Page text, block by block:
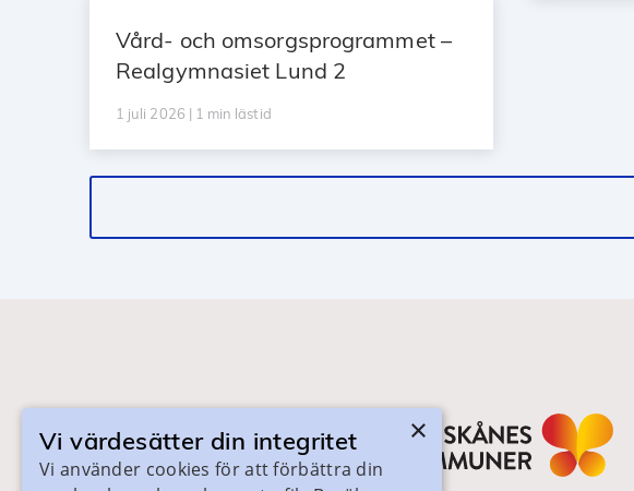
Vård- och omsorgsprogrammet –
Realgymnasiet Lund 2
1 juli 2026 | 1 min lästid
×
Vi värdesätter din integritet
Vi använder cookies för att förbättra din